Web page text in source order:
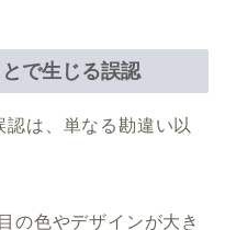
で生じる誤認
は、単なる勘違い以
の色やデザインが大き